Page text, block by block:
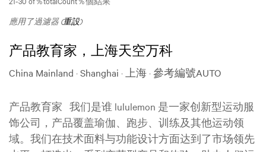
應用了過濾器 (重設)
产品教育家，上海天空万科
China Mainland · Shanghai · 上海·參考編號AUTO
产品教育家 我们是谁 lululemon 是一家创新型运动服
饰公司，产品覆盖瑜伽、跑步、训练及其他运动领
域。我们在技术面料与功能设计方面达到了市场领先